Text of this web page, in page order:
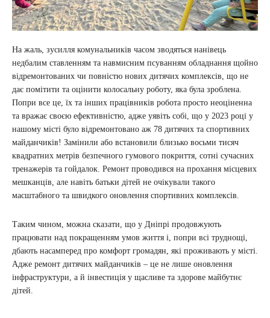
На жаль, зусилля комунальників часом зводяться нанівець
недбалим ставленням та навмисним псуванням обладнання щойно
відремонтованих чи повністю нових дитячих комплексів, що не
дає помітити та оцінити колосальну роботу, яка була зроблена.
Попри все це, їх та інших працівників робота просто неоціненна
та вражає своєю ефективністю, адже уявіть собі, що у 2023 році у
нашому місті було відремонтовано аж 78 дитячих та спортивних
майданчиків! Замінили або встановили близько восьми тисяч
квадратних метрів безпечного гумового покриття, сотні сучасних
тренажерів та гойдалок. Ремонт проводився на прохання місцевих
мешканців, але навіть батьки дітей не очікували такого
масштабного та швидкого оновлення спортивних комплексів.
Таким чином, можна сказати, що у Дніпрі продовжують
працювати над покращенням умов життя і, попри всі труднощі,
дбають насамперед про комфорт громадян, які проживають у місті.
Адже ремонт дитячих майданчиків – це не лише оновлення
інфраструктури, а й інвестиція у щасливе та здорове майбутнє
дітей.